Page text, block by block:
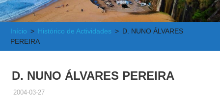
Início Histórico de Actividades
D. NUNO ÁLVARES
PEREIRA
D. NUNO ÁLVARES PEREIRA
2004-03-27ADMINISTRADOR
HISTÓRICO DE ACTIVIDADES